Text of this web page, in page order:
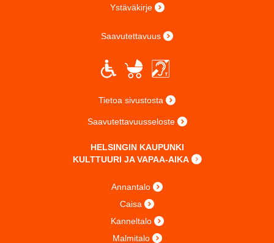
Ystäväkirje
Saavutettavuus
Tietoa sivustosta
Saavutettavuusseloste
HELSINGIN KAUPUNKI
KULTTUURI JA VAPAA-AIKA
Annantalo
Caisa
Kanneltalo
Malmitalo